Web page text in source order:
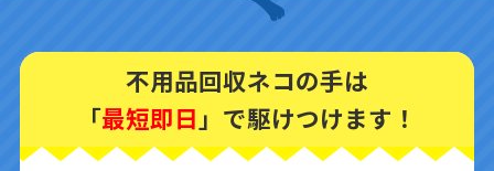
不用品回収ネコの手は
「最短即日 」で駆けつけます！